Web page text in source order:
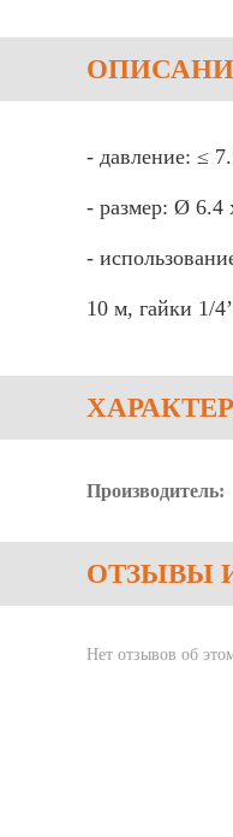
- давление: ≤
- размер: Ø 6.4
-
10 м, гайки 1/
Производитель:
ОТЗЫВЫ
Нет отзывов об